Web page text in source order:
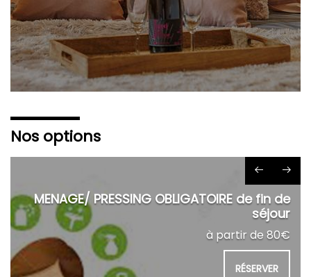
Nos options
MENAGE/ PRESSING OBLIGATOIRE de fin de
séjour
à partir de 80€
RÉSERVER